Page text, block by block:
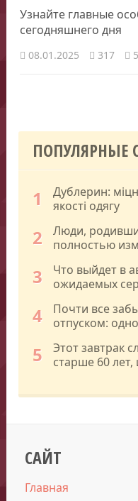
Узнайте главные
сегодняшнего дня
08.01.2025 317
ПОПУЛЯРНЫЕ
1
Дублерин:
якості одягу
2
Люди,
полностью
3
Что выйдет в
ожидаемых
4
Почти все
отпуском:
5
Этот завтрак
старше 60 лет,
САЙТ
Главная